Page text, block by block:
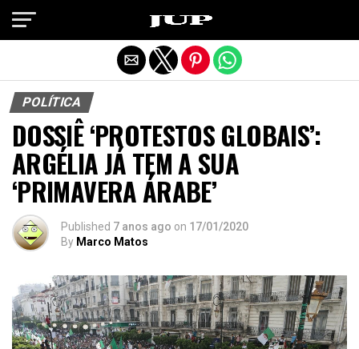
POLÍTICA
DOSSIÊ ‘PROTESTOS GLOBAIS’:
ARGÉLIA JÁ TEM A SUA
‘PRIMAVERA ÁRABE’
Published 7 anos ago on 17/01/2020
By Marco Matos
Exit mobile version